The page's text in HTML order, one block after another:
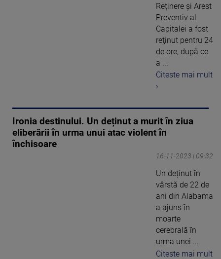
Reţinere şi Arest
Preventiv al
Capitalei a fost
reţinut pentru 24
de ore, după ce
a ...
Citeste mai mult
›
Ironia destinului. Un deținut a murit în ziua
eliberării în urma unui atac violent în
închisoare
16-11-2023 | 09:32
Un deținut în
vârstă de 22 de
ani din Alabama
a ajuns în
moarte
cerebrală în
urma unei ...
Citeste mai mult